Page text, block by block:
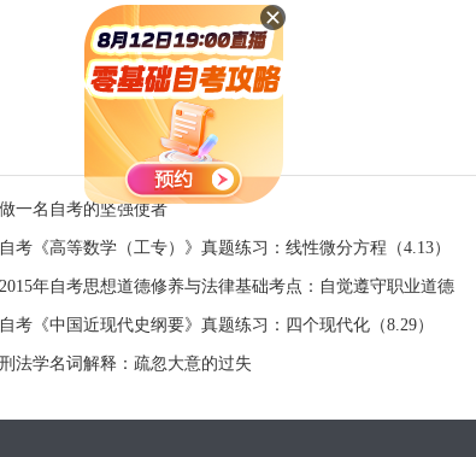
做一名自考的坚强使者
自考《高等数学（工专）》真题练习：线性微分方程（4.13）
2015年自考思想道德修养与法律基础考点：自觉遵守职业道德
自考《中国近现代史纲要》真题练习：四个现代化（8.29）
刑法学名词解释：疏忽大意的过失